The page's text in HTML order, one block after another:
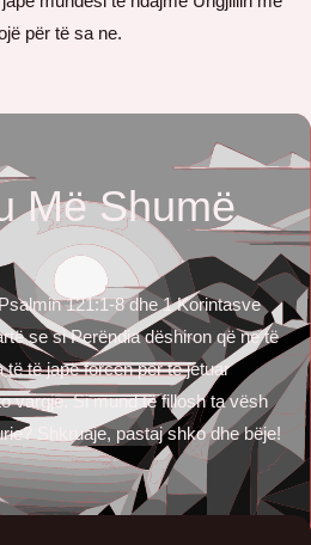
për të sa ne.
Më Shumë
121:1-8 dhe 1 Korintasve
se si Perëndia dëshiron që ne të
të të japë forcën për të jetuar
vargje. Si mund të fillosh ta vësh
Shkruaje, pastaj shko dhe bëje!